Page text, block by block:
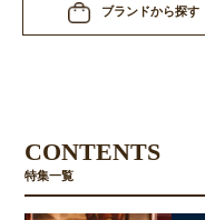
ブランドから探す
CONTENTS
特集一覧